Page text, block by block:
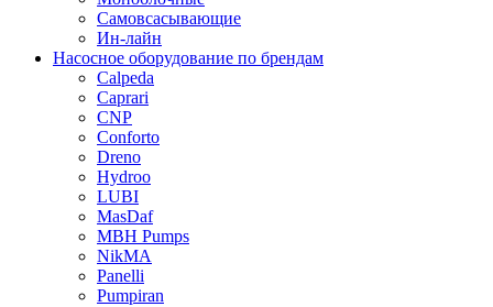
Самовсасывающие
Ин-лайн
Насосное оборудование по брендам
Calpeda
Caprari
CNP
Conforto
Dreno
Hydroo
LUBI
MasDaf
MBH Pumps
NikMA
Panelli
Pumpiran